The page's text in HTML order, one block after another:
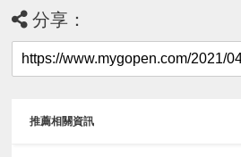
分享：
推薦相關資訊